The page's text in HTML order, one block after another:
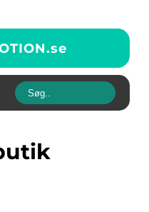
se